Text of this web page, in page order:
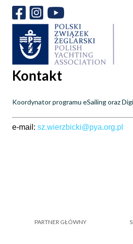
Kontakt
Koordynator programu eSailing oraz
e-mail: sz.wierzbicki@pya.org.pl
PARTNER GŁÓWNY